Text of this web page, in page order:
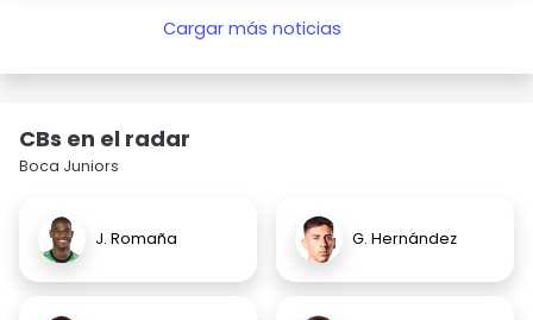
Cargar más noticias
CBs en el radar
Boca Juniors
J. Romaña G. Hernández